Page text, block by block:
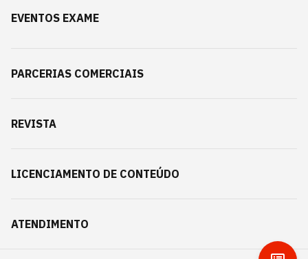
EVENTOS EXAME
PARCERIAS COMERCIAIS
REVISTA
LICENCIAMENTO DE CONTEÚDO
ATENDIMENTO